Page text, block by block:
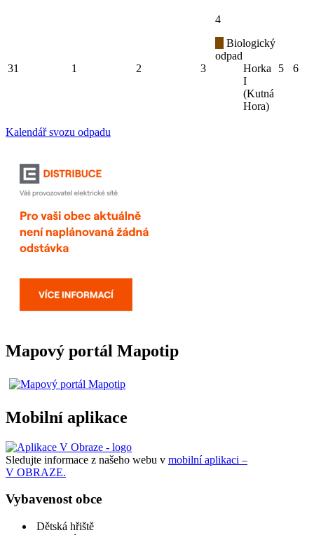
31 1 2 3
4
Biologický
odpad
Horka
I
(Kutná
Hora)
5 6
Kalendář svozu odpadu
Mapový portál Mapotip
Mobilní aplikace
Sledujte informace z našeho webu v mobilní aplikaci –
V OBRAZE.
Vybavenost obce
Dětská hřiště